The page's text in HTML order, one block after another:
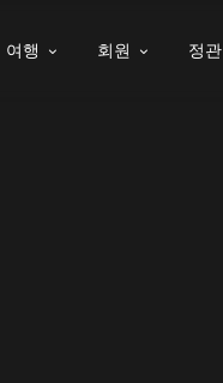
여행  회원  정관